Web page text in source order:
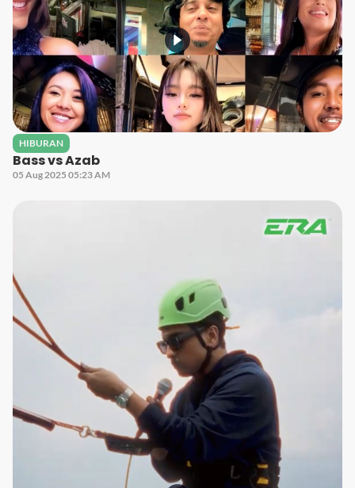
HIBURAN
Bass vs Azab
05 Aug 2025 05:23 AM